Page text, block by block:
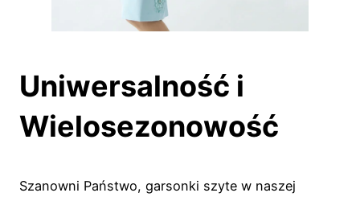
Uniwersalność i
Wielosezonowość
Szanowni Państwo, garsonki szyte w naszej